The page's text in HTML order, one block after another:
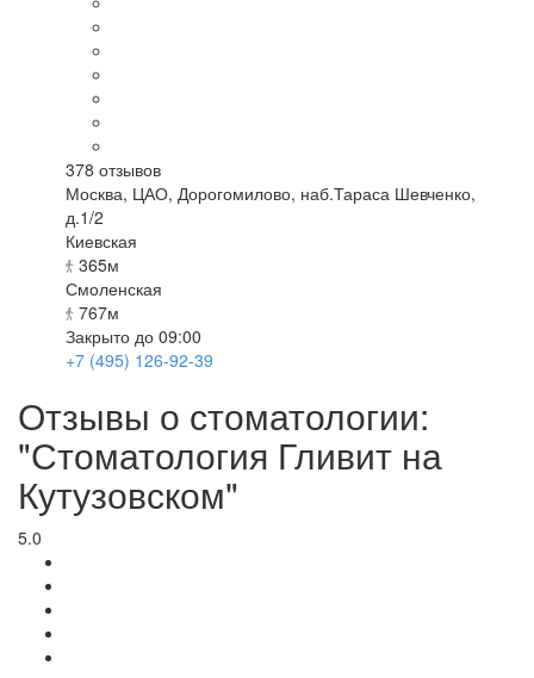
378 отзывов
Москва, ЦАО, Дорогомилово, наб.Тараса Шевченко,
д.1/2
Киевская
365м
Смоленская
767м
Закрыто до 09:00
+7 (495) 126-92-39
Отзывы о стоматологии:
"Стоматология Гливит на
Кутузовском"
5.0